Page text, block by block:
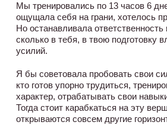
Мы тренировались по 13 часов 6
ощущала себя на грани, хотелось
Но останавливала ответственность
сколько в тебя, в твою подготовку
усилий.
Я бы советовала пробовать свои
кто готов упорно трудиться,
характер, отрабатывать свои
Тогда стоит карабкаться на эту
открываются совсем другие